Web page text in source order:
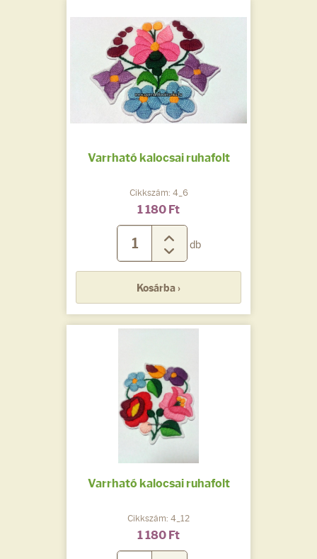
Varrható kalocsai ruhafolt
Cikkszám: 4_6
1 180 Ft
db
Kosárba ›
Varrható kalocsai ruhafolt
Cikkszám: 4_12
1 180 Ft